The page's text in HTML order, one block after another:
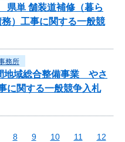
県単 舗装道補修（暮ら
）工事に関する一般競
務所
地域総合整備事業 やさ
に関する一般競争入札
8 9 10 11
12